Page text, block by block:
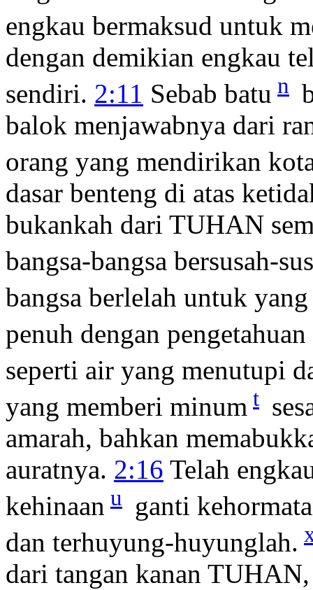
engkau bermaksud untuk
dengan demikian engkau
sendiri. 2:11 Sebab batu n
balok menjawabnya dari
orang yang mendirikan
dasar benteng di atas
bukankah dari TUHAN
bangsa-bangsa bersusah-
bangsa berlelah untuk yang
penuh dengan
seperti air yang menutupi
yang memberi minum t
amarah, bahkan
auratnya. 2:16 Telah
kehinaan u ganti
dan terhuyung-huyunglah.
dari tangan kanan